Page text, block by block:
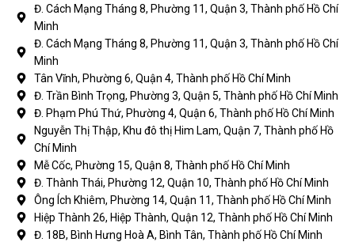
Đ. Cách Mạng Tháng 8, Phường 11, Quận 3, Thành phố Hồ Chí
Minh
Đ. Cách Mạng Tháng 8, Phường 11, Quận 3, Thành phố Hồ Chí
Minh
Tân Vĩnh, Phường 6, Quận 4, Thành phố Hồ Chí Minh
Đ. Trần Bình Trọng, Phường 3, Quận 5, Thành phố Hồ Chí Minh
Đ. Phạm Phú Thứ, Phường 4, Quận 6, Thành phố Hồ Chí Minh
Nguyễn Thị Thập, Khu đô thị Him Lam, Quận 7, Thành phố Hồ
Chí Minh
Mễ Cốc, Phường 15, Quận 8, Thành phố Hồ Chí Minh
Đ. Thành Thái, Phường 12, Quận 10, Thành phố Hồ Chí Minh
Ông Ích Khiêm, Phường 14, Quận 11, Thành phố Hồ Chí Minh
Hiệp Thành 26, Hiệp Thành, Quận 12, Thành phố Hồ Chí Minh
Đ. 18B, Bình Hưng Hoà A, Bình Tân, Thành phố Hồ Chí Minh